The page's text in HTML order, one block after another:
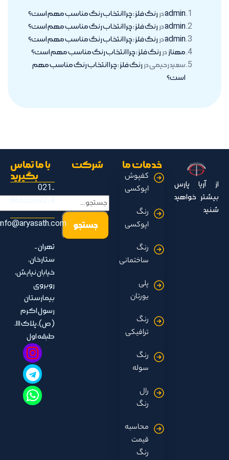
adminدررنگ فلز : چرا انتخاب رنگ مناسب مهم است؟
adminدررنگ فلز : چرا انتخاب رنگ مناسب مهم است؟
adminدررنگ فلز : چرا انتخاب رنگ مناسب مهم است؟
مهنازدررنگ فلز : چرا انتخاب رنگ مناسب مهم است؟
سعید رحیمیدررنگ فلز : چرا انتخاب رنگ مناسب مهم
است؟
از آریا پارس
بیشتر خواهید
شنید
خدمات ما
کفپوش
اپوکسی
رنگ
اپوکسی
رنگ
ساختمانی
پلی
یورتان
رنگ
ترافیکی
رنگ
سوله
رال
رنگ
محاسبه
قیمت
رنگ
شرکت
با ما تماس
بگیرید
021-
info@aryasath.com
تهران -
ستارخان،
خیابان نیایش،
روبروی
بیمارستان
رسول اکرم
(ص)، پلاک ۱۱۱،
طبقه اول